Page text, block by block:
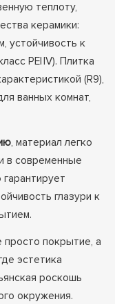
теплоту,
керамики:
устойчивость к
PEI IV). Плитка
(R9),
ванных комнат,
, материал легко
в современные
глазури к
покрытие, а
эстетика
роскошь
окружения.